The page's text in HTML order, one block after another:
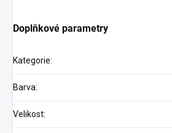
Doplňkové parametry
Kategorie:
Barva:
Velikost: